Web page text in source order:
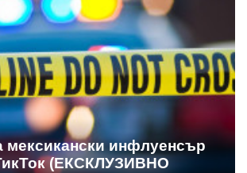
мексикански инфлуенсър
(ЕКСКЛУЗИВНО